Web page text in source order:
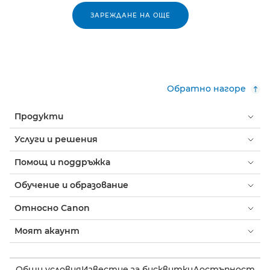
ЗАРЕЖДАНЕ НА ОЩЕ
Обратно нагоре
Продукти
Услуги и решения
Помощ и поддръжка
Обучение и образование
Относно Canon
Моят акаунт